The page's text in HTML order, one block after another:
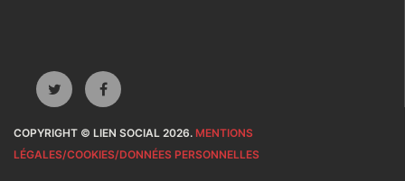
COPYRIGHT © LIEN SOCIAL 2026. MENTIONS
LÉGALES/COOKIES/DONNÉES PERSONNELLES